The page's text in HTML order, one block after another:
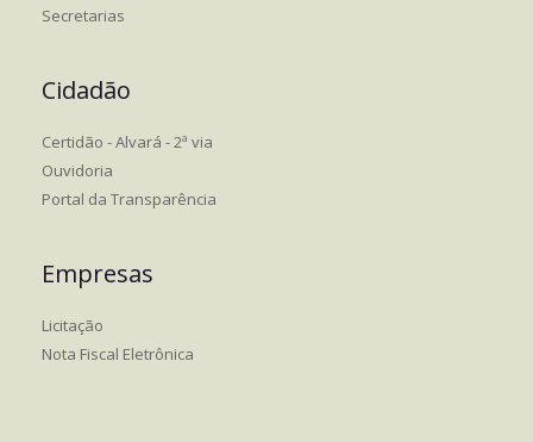
Secretarias
Cidadão
Certidão - Alvará - 2ª via
Ouvidoria
Portal da Transparência
Empresas
Licitação
Nota Fiscal Eletrônica